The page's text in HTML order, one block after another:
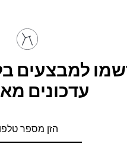
למבצעים
עדכונים